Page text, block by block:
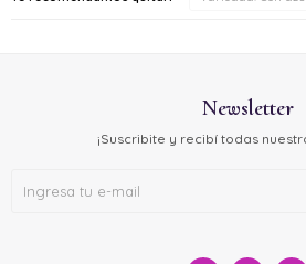
Newsletter
¡Suscribite y recibí todas